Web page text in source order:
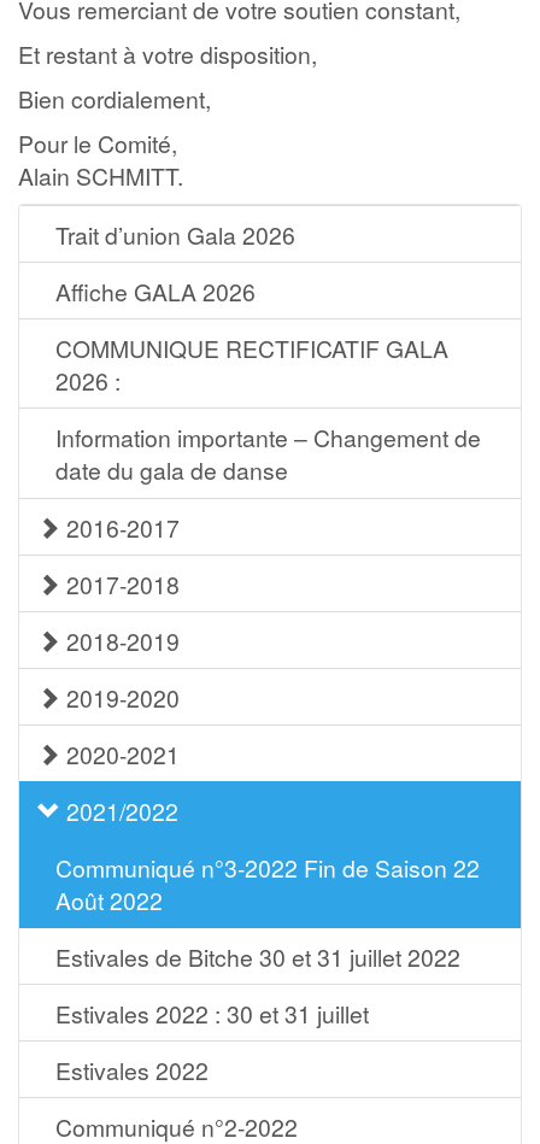
Vous remerciant de votre soutien constant,
Et restant à votre disposition,
Bien cordialement,
Pour le Comité,
Alain SCHMITT.
Trait d’union Gala 2026
Affiche GALA 2026
COMMUNIQUE RECTIFICATIF GALA
2026 :
Information importante – Changement de
date du gala de danse
2016-2017
2017-2018
2018-2019
2019-2020
2020-2021
2021/2022
Communiqué n°3-2022 Fin de Saison 22
Août 2022
Estivales de Bitche 30 et 31 juillet 2022
Estivales 2022 : 30 et 31 juillet
Estivales 2022
Communiqué n°2-2022